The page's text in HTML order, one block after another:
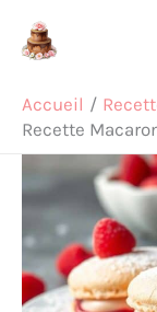
Accueil
Recette
Rechercher